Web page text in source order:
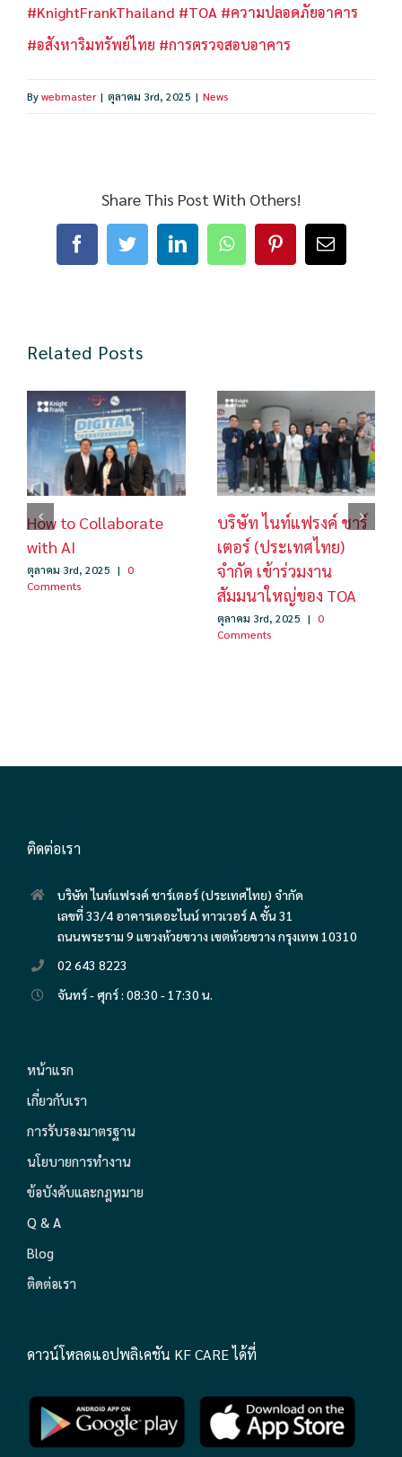
#KnightFrankThailand #TOA #ความปลอดภัยอาคาร
#อสังหาริมทรัพย์ไทย #การตรวจสอบอาคาร
Bywebmaster | ตุลาคม 3rd, 2025 | News
Share This Post With Others!
FacebookTwitterLinkedInWhatsAppPinterestEmail
Related Posts
How to Collaborate
with AI
ตุลาคม 3rd, 2025 | 0
Comments
บริษัท ไนท์แฟรงค์ ชาร์
เตอร์ (ประเทศไทย)
จำกัด เข้าร่วมงาน
สัมมนาใหญ่ของ TOA
ตุลาคม 3rd, 2025 | 0
Comments
ติดต่อเรา
บริษัท ไนท์แฟรงค์ ชาร์เตอร์ (ประเทศไทย) จำกัด
เลขที่ 33/4 อาคารเดอะไนน์ ทาวเวอร์ A ชั้น 31
ถนนพระราม 9 แขวงห้วยขวาง เขตห้วยขวาง กรุงเทพ 10310
02 643 8223
จันทร์ - ศุกร์ : 08:30 - 17:30 น.
หน้าแรก
เกี่ยวกับเรา
การรับรองมาตรฐาน
นโยบายการทำงาน
ข้อบังคับและกฎหมาย
Q & A
Blog
ติดต่อเรา
ดาวน์โหลดแอปพลิเคชัน KF CARE ได้ที่